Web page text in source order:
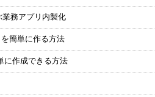
務アプリ内製化
簡単に作る方法
に作成できる方法